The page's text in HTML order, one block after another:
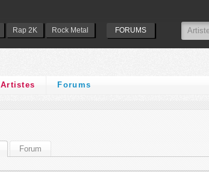
Rap 2K Rock Metal FORUMS
Artistes Forums
Forum